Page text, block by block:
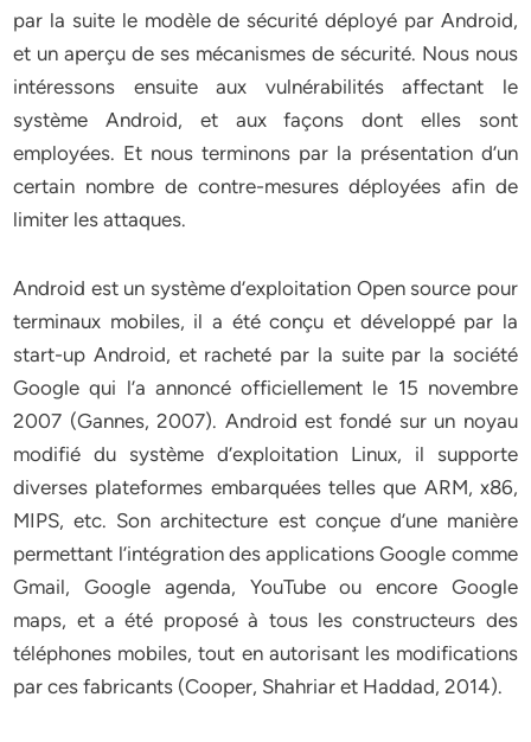
par la suite le modèle de sécurité déployé par Android,
et un aperçu de ses mécanismes de sécurité. Nous nous
intéressons ensuite aux vulnérabilités affectant le
système Android, et aux façons dont elles sont
employées. Et nous terminons par la présentation d’un
certain nombre de contre-mesures déployées afin de
limiter les attaques.
Android est un système d’exploitation Open source pour
terminaux mobiles, il a été conçu et développé par la
start-up Android, et racheté par la suite par la société
Google qui l’a annoncé officiellement le 15 novembre
2007 (Gannes, 2007). Android est fondé sur un noyau
modifié du système d’exploitation Linux, il supporte
diverses plateformes embarquées telles que ARM, x86,
MIPS, etc. Son architecture est conçue d’une manière
permettant l’intégration des applications Google comme
Gmail, Google agenda, YouTube ou encore Google
maps, et a été proposé à tous les constructeurs des
téléphones mobiles, tout en autorisant les modifications
par ces fabricants (Cooper, Shahriar et Haddad, 2014).